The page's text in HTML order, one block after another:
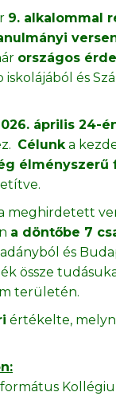
9. alkalommal
országos
és
április 24-
Célunka
élményszerű
meghirdetett
a döntőbe 7
és
össze
területén.
értékelte,